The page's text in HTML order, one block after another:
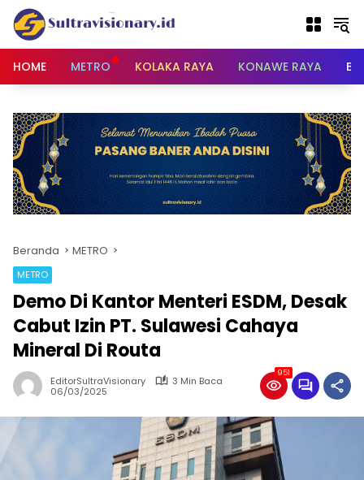
Langsung
konten
HOME
METRO KOLAKA RAYA KONAWE RAYA
Beranda METRO
METRO
Demo Di Kantor Menteri ESDM, Desak
Cabut Izin PT. Sulawesi Cahaya
Mineral Di Routa
EditorSultraVisionary
3 Min Baca
06/03/2025
951